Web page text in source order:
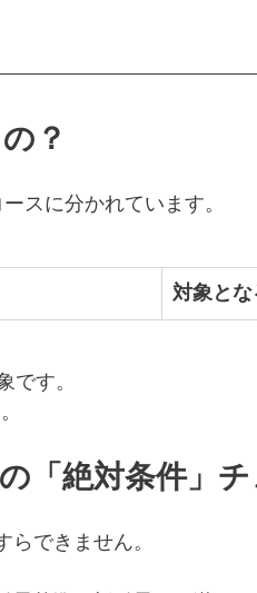
？
スに分かれています。
対象とな
です。
「絶対条件」チ
できません。